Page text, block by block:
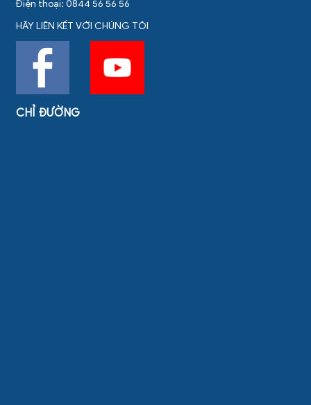
Điện thoại: 0844 56 56 56
HÃY LIÊN KẾT VỚI CHÚNG TÔI
CHỈ ĐƯỜNG